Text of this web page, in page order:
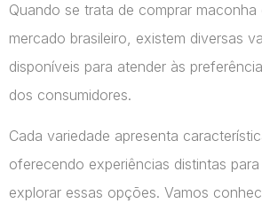
Quando se trata de comprar maconha
mercado brasileiro, existem diversas
disponíveis para atender às
dos consumidores.
Cada variedade apresenta
oferecendo experiências distintas
explorar essas opções. Vamos